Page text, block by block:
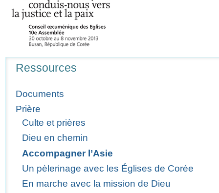
Ressources
Documents
Prière
Culte et prières
Dieu en chemin
Accompagner l’Asie
Un pèlerinage avec les Églises de Corée
En marche avec la mission de Dieu